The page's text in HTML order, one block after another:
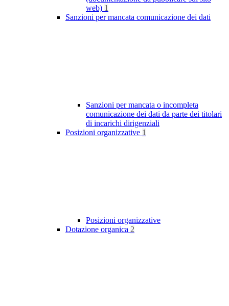
web) 1
Sanzioni per mancata comunicazione dei dati
Sanzioni per mancata o incompleta
comunicazione dei dati da parte dei titolari
di incarichi dirigenziali
Posizioni organizzative 1
Posizioni organizzative
Dotazione organica 2